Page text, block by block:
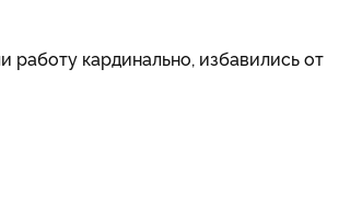
работу кардинально, избавились от